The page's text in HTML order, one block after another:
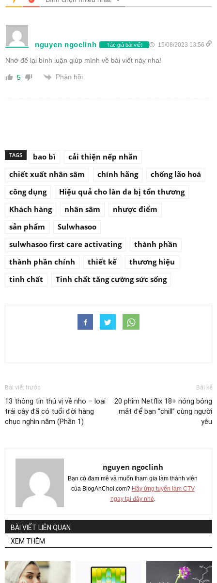
nguyen ngoclinh Tác giả bài viết 15/08/2023 13:56
Nhớ để lại bình luận giúp mình về bài viết này nha!
5 Phản hồi
TAGS bao bì
cải thiện nếp nhăn
chiết xuất nhân sâm
chính hãng
chống lão hoá
công dụng
Hiệu quả cho làn da bị tổn thương
Khách hàng
nhân sâm
nhược điểm
sản phẩm
Sulwhasoo
sulwhasoo first care activating
thành phần
thành phần chính
thiết kế
thương hiệu
tinh chất
Tinh chất tăng cường sức sống
Bài viết trước
13 thông tin thú vị về nho – loại
trái cây đã có tuổi đời hàng
chục nghìn năm (Phần 1)
Bài kế
20 phim Netflix 18+ nóng bỏng
mắt để bạn “chill” cùng người
yêu
nguyen ngoclinh
Bạn có đam mê và muốn tham gia làm thành viên
của BlogAnChoi.com? Hãy ứng tuyển làm CTV
ngay tại đây nhé.
BÀI VIẾT LIÊN QUAN
XEM THÊM